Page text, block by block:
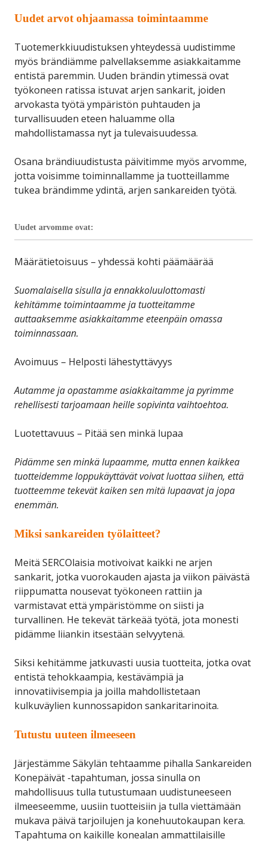
Uudet arvot ohjaamassa toimintaamme
Tuotemerkkiuudistuksen yhteydessä uudistimme
myös brändiämme palvellaksemme asiakkaitamme
entistä paremmin. Uuden brändin ytimessä ovat
työkoneen ratissa istuvat arjen sankarit, joiden
arvokasta työtä ympäristön puhtauden ja
turvallisuuden eteen haluamme olla
mahdollistamassa nyt ja tulevaisuudessa.
Osana brändiuudistusta päivitimme myös arvomme,
jotta voisimme toiminnallamme ja tuotteillamme
tukea brändimme ydintä, arjen sankareiden työtä.
Uudet arvomme ovat:
Määrätietoisuus – yhdessä kohti päämäärää
Suomalaisella sisulla ja ennakkoluulottomasti
kehitämme toimintaamme ja tuotteitamme
auttaaksemme asiakkaitamme eteenpäin omassa
toiminnassaan.
Avoimuus – Helposti lähestyttävyys
Autamme ja opastamme asiakkaitamme ja pyrimme
rehellisesti tarjoamaan heille sopivinta vaihtoehtoa.
Luotettavuus – Pitää sen minkä lupaa
Pidämme sen minkä lupaamme, mutta ennen kaikkea
tuotteidemme loppukäyttävät voivat luottaa siihen, että
tuotteemme tekevät kaiken sen mitä lupaavat ja jopa
enemmän.
Miksi sankareiden työlaitteet?
Meitä SERCOlaisia motivoivat kaikki ne arjen
sankarit, jotka vuorokauden ajasta ja viikon päivästä
riippumatta nousevat työkoneen rattiin ja
varmistavat että ympäristömme on siisti ja
turvallinen. He tekevät tärkeää työtä, jota monesti
pidämme liiankin itsestään selvyytenä.
Siksi kehitämme jatkuvasti uusia tuotteita, jotka ovat
entistä tehokkaampia, kestävämpiä ja
innovatiivisempia ja joilla mahdollistetaan
kulkuväylien kunnossapidon sankaritarinoita.
Tutustu uuteen ilmeeseen
Järjestämme Säkylän tehtaamme pihalla Sankareiden
Konepäivät -tapahtuman, jossa sinulla on
mahdollisuus tulla tutustumaan uudistuneeseen
ilmeeseemme, uusiin tuotteisiin ja tulla viettämään
mukava päivä tarjoilujen ja konehuutokaupan kera.
Tapahtuma on kaikille konealan ammattilaisille